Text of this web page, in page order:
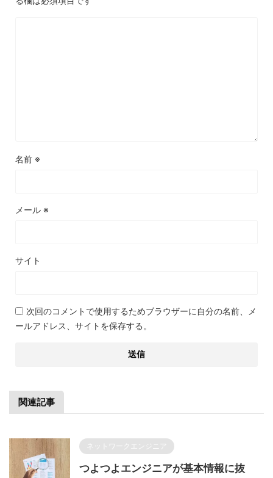
名前 ※
メール ※
サイト
次回のコメントで使用するためブラウザーに自分の名前、メ
ールアドレス、サイトを保存する。
関連記事
ネットワークエンジニア
つよつよエンジニアが基本情報に抜